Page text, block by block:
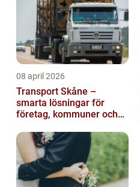
08 april 2026
Transport Skåne –
smarta lösningar för
företag, kommuner och